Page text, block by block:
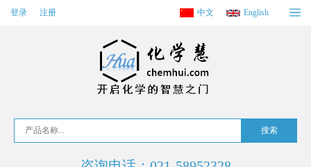
登录 注册 中文 English